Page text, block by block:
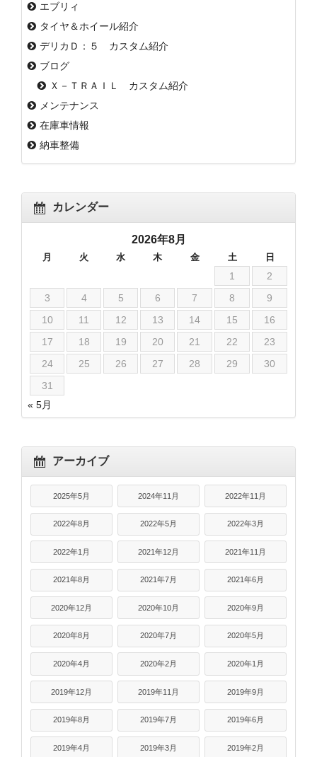
エブリィ
タイヤ＆ホイール紹介
デリカＤ：５ カスタム紹介
ブログ
Ｘ－ＴＲＡＩＬ カスタム紹介
メンテナンス
在庫車情報
納車整備
カレンダー
2026年8月
月 火 水 木 金 土 日
1
2
3
4 5 6 7 8
9
10
11 12 13 14 15
16
17
18 19 20 21 22
23
24
25 26 27 28 29
30
31
« 5月
アーカイブ
2025年5月 2024年11月 2022年11月
2022年8月 2022年5月 2022年3月
2022年1月 2021年12月 2021年11月
2021年8月 2021年7月 2021年6月
2020年12月 2020年10月 2020年9月
2020年8月 2020年7月 2020年5月
2020年4月 2020年2月 2020年1月
2019年12月 2019年11月 2019年9月
2019年8月 2019年7月 2019年6月
2019年4月 2019年3月 2019年2月